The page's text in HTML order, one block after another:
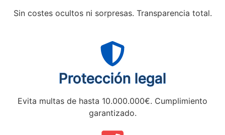
Sin costes ocultos ni sorpresas. Transparencia total.
Protección legal
Evita multas de hasta 10.000.000€. Cumplimiento
garantizado.